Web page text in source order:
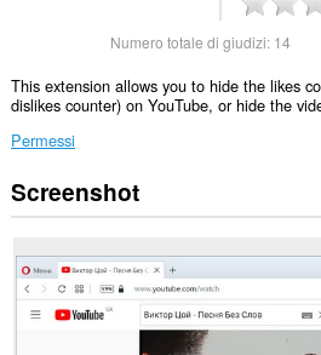
Numero totale di giudizi: 14
This extension allows you to hide the likes
dislikes counter) on YouTube, or hide the
Permessi
Questa
estensione
accedere
ai
tuoi
dati
Screenshot